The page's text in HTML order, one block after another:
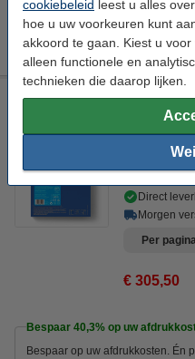
cookiebeleid leest u alles
hoe u uw voorkeuren kunt
akkoord te gaan. Kiest u
alleen functionele en
technieken die daarop lijken.
Tip
Wij adviseren u deze toner (het
Brother-uitvoering.
Brother TN-821XXL C toner
Bekijk de
Direct
Morgen
Per
€ 305,50
Bespaar 40,3% op uw
Bespaar op uw afdrukkosten. Én